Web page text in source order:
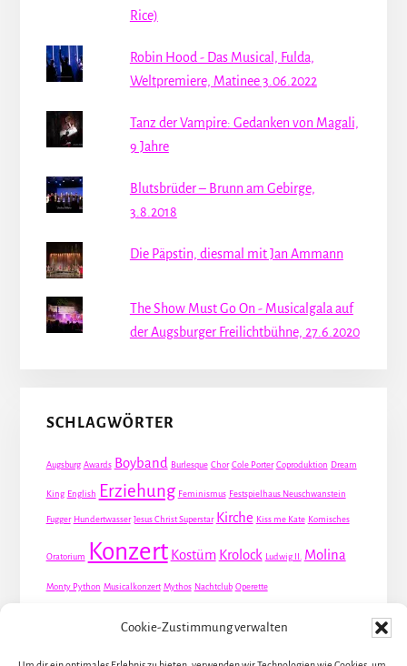
Cookie-Zustimmung verwalten
Rice)
Robin Hood - Das Musical, Fulda,
Weltpremiere, Matinee 3.06.2022
Tanz der Vampire: Gedanken von Magali,
9 Jahre
Blutsbrüder – Brunn am Gebirge,
3.8.2018
Die Päpstin, diesmal mit Jan Ammann
The Show Must Go On - Musicalgala auf
der Augsburger Freilichtbühne, 27.6.2020
SCHLAGWÖRTER
Augsburg Awards Boyband Burlesque Chor Cole Porter Coproduktion Dream
King English Erziehung Feminismus Festspielhaus Neuschwanstein
Fugger Hundertwasser Jesus Christ Superstar Kirche Kiss me Kate Komisches
Oratorium Konzert Kostüm Krolock Ludwig II. Molina
Monty Python Musicalkonzert Mythos Nachtclub Operette
Premiere Queer Revueoperette Robert Louis Stevenson